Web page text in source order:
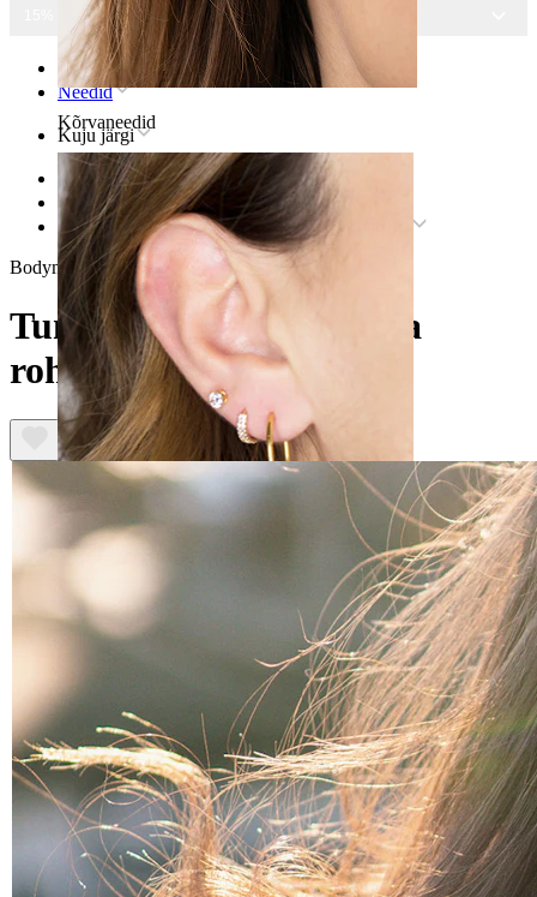
Kõrvaneedid
Kõrvanibu
15% ALLA KÕIGILT EHETELT
Avaleht
Needid
Kuju järgi
Stretching
Plugs & Tunnels
Tunnel filigraanse kuu ja rohelise kivi ripatsiga
Bodymod Moments
Tunnel filigraanse kuu ja
rohelise kivi ripatsiga